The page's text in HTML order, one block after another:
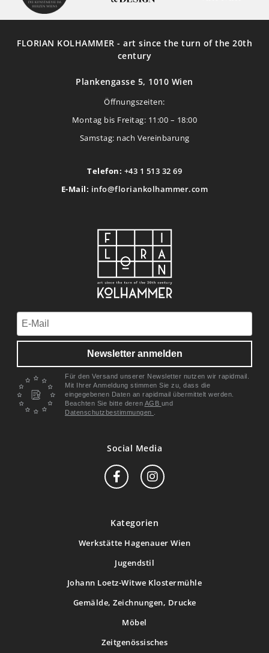
FLORIAN KOLHAMMER - art since the turn of the 20th
century
Plankengasse 5, 1010 Wien
Öffnungszeiten:
Montag bis Freitag: 11:00 – 18:00
Samstag: nach Vereinbarung
Telefon: +43 1 513 32 69
E-Mail: info@floriankolhammer.com
Newsletter anmelden
Für den Versand unserer Newsletter nutzen wir rapidmail.
Mit Ihrer Anmeldung stimmen Sie zu, dass die
eingegebenen Daten an rapidmail übermittelt werden.
Beachten Sie bitte deren AGB und
Datenschutzbestimmungen
Social Media
Kategorien
Werkstätte Hagenauer Wien
Jugendstil
Johann Loetz-Witwe Klostermühle
Gemälde, Zeichnungen, Drucke
Möbel
Zeitgenössisches